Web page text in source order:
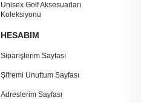
Unisex Golf Aksesuarları
Koleksiyonu
HESABIM
Siparişlerim Sayfası
Şifremi Unuttum Sayfası
Adreslerim Sayfası